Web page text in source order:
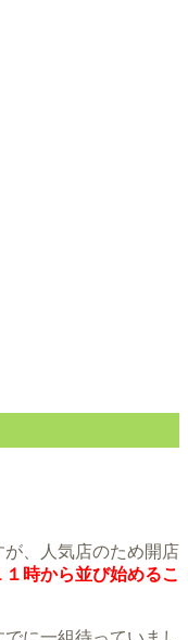
、人気店のため開店
１時から並び始めるこ